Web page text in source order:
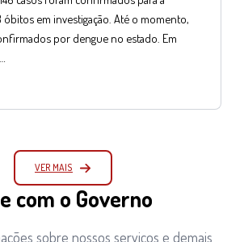
óbitos em investigação. Até o momento,
por dengue no estado. Em
VER MAIS
com o Governo
sobre nossos serviços e demais